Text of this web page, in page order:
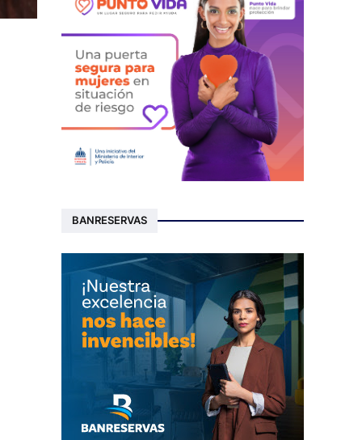
BANRESERVAS